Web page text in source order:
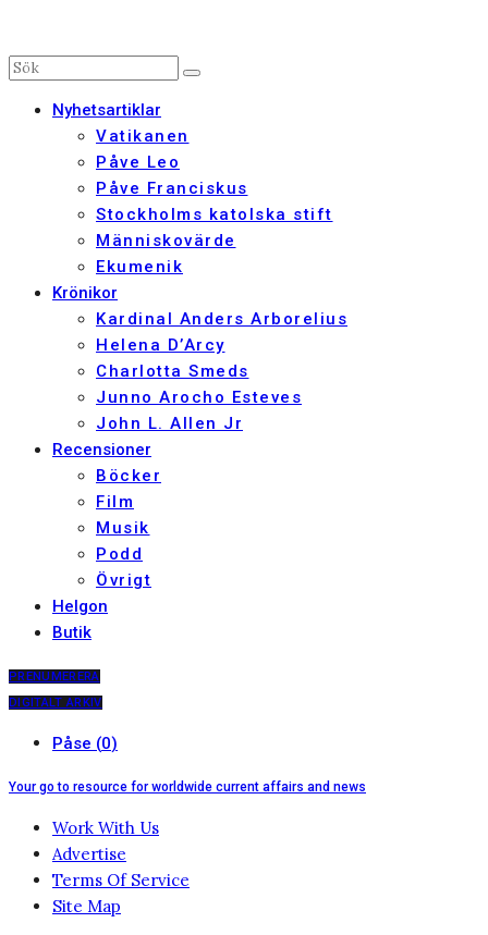
Nyhetsartiklar
Vatikanen
Påve Leo
Påve Franciskus
Stockholms katolska stift
Människovärde
Ekumenik
Krönikor
Kardinal Anders Arborelius
Helena D’Arcy
Charlotta Smeds
Junno Arocho Esteves
John L. Allen Jr
Recensioner
Böcker
Film
Musik
Podd
Övrigt
Helgon
Butik
PRENUMERERA
DIGITALT ARKIV
Påse (0)
Your go to resource for worldwide current affairs and news
Work With Us
Advertise
Terms Of Service
Site Map